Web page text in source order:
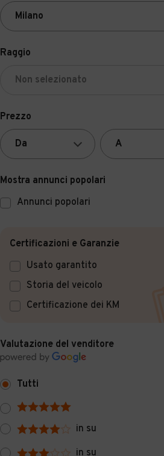
Raggio
Prezzo
Mostra annunci popolari
Annunci popolari
Certificazioni e Garanzie
Usato garantito
Storia del veicolo
Certificazione dei KM
Valutazione del venditore
Tutti
in su
in su